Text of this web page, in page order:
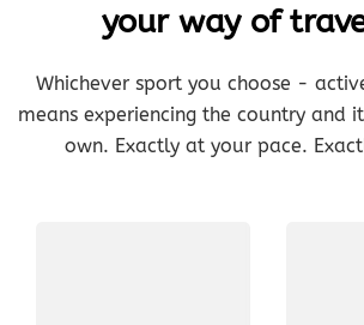
your way of
Whichever sport you choose -
means experiencing the country and
own. Exactly at your pace.